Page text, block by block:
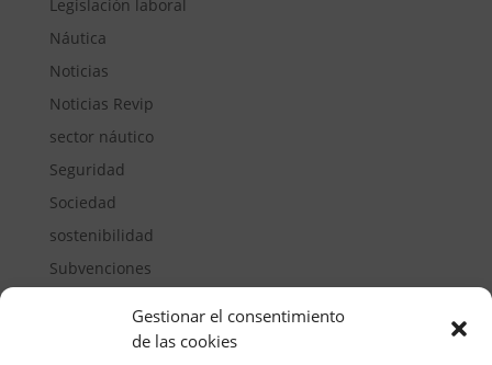
Gestionar el consentimiento
de las cookies
Legislación laboral
Náutica
Noticias
Noticias Revip
sector náutico
Seguridad
Sociedad
sostenibilidad
Subvenciones